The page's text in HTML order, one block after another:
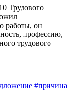
Трудового
работы, он
профессию,
трудового
#причина